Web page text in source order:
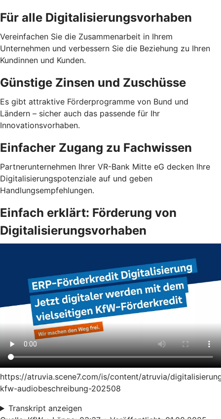
Für alle Digitalisierungsvorhaben
Vereinfachen Sie die Zusammenarbeit in Ihrem
Unternehmen und verbessern Sie die Beziehung zu Ihren
Kundinnen und Kunden.
Günstige Zinsen und Zuschüsse
Es gibt attraktive Förderprogramme von Bund und
Ländern – sicher auch das passende für Ihr
Innovationsvorhaben.
Einfacher Zugang zu Fachwissen
Partnerunternehmen Ihrer VR-Bank Mitte eG decken Ihre
Digitalisierungspotenziale auf und geben
Handlungsempfehlungen.
Einfach erklärt: Förderung von
Digitalisierungsvorhaben
https://atruvia.scene7.com/is/content/atruvia/
kfw-audiobeschreibung-202508
Transkript anzeigen